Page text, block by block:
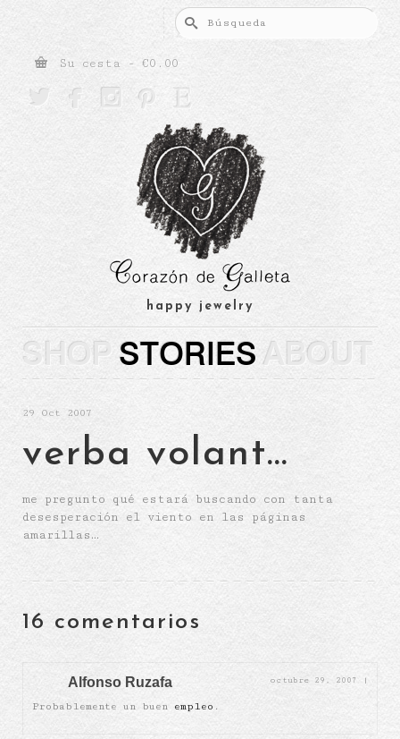
Buscar
por:
Su cesta - €0.00
    
happy jewelry
SHOP STORIES ABOUT
29 Oct 2007
verba volant…
me pregunto qué estará buscando con tanta
desesperación el viento en las páginas
amarillas…
16 comentarios
Alfonso Ruzafa octubre 29, 2007 |
Probablemente un buen empleo .